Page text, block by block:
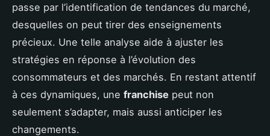
passe par l’identification de tendances du marché,
desquelles on peut tirer des enseignements
précieux. Une telle analyse aide à ajuster les
stratégies en réponse à l’évolution des
consommateurs et des marchés. En restant attentif
à ces dynamiques, une franchise peut non
seulement s’adapter, mais aussi anticiper les
changements.